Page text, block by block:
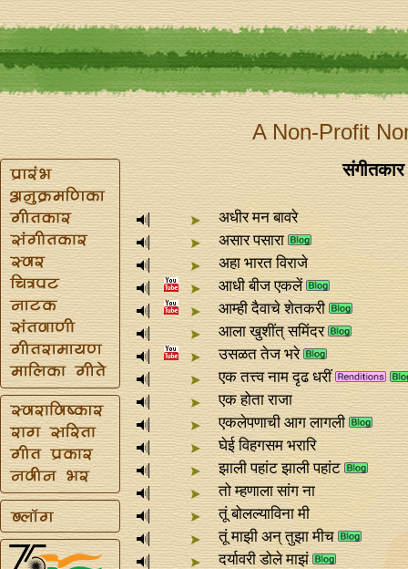
A Non-Profit
अधीर मन बावरे
असार पसारा
अहा भारत विराजे
आधी बीज एकलें
आम्ही दैवाचे शेतकरी
आला खुशींत्‌ समिंदर
उसळत तेज भरे
एक तत्त्व नाम दृढ धरीं
एक होता राजा
एकलेपणाची आग लागली
घेई विहगसम भरारि
झाली पहांट झाली पहांट
तो म्हणाला सांग ना
तूं बोलल्याविना मी
तूं माझी अन्‌ तुझा मीच
दर्यावरी डोले माझं